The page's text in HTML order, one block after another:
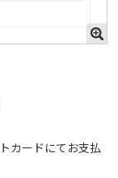
カードにてお支払